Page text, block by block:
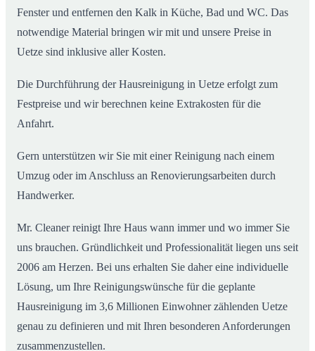
Fenster und entfernen den Kalk in Küche, Bad und WC. Das
notwendige Material bringen wir mit und unsere Preise in
Uetze sind inklusive aller Kosten.
Die Durchführung der Hausreinigung in Uetze erfolgt zum
Festpreise und wir berechnen keine Extrakosten für die
Anfahrt.
Gern unterstützen wir Sie mit einer Reinigung nach einem
Umzug oder im Anschluss an Renovierungsarbeiten durch
Handwerker.
Mr. Cleaner reinigt Ihre Haus wann immer und wo immer Sie
uns brauchen. Gründlichkeit und Professionalität liegen uns seit
2006 am Herzen. Bei uns erhalten Sie daher eine individuelle
Lösung, um Ihre Reinigungswünsche für die geplante
Hausreinigung im 3,6 Millionen Einwohner zählenden Uetze
genau zu definieren und mit Ihren besonderen Anforderungen
zusammenzustellen.